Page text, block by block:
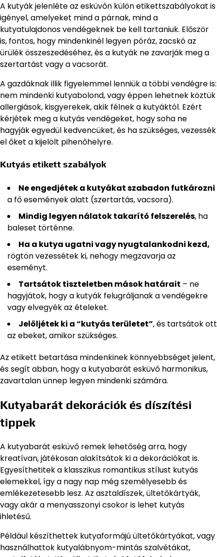
A kutyák jelenléte az esküvőn külön etikettszabályokat is
igényel, amelyeket mind a párnak, mind a
kutyatulajdonos vendégeknek be kell tartaniuk. Először
is, fontos, hogy mindenkinél legyen póráz, zacskó az
ürülék összeszedéséhez, és a kutyák ne zavarják meg a
szertartást vagy a vacsorát.
A gazdáknak illik figyelemmel lenniük a többi vendégre is:
nem mindenki kutyabolond, vagy éppen lehetnek köztük
allergiások, kisgyerekek, akik félnek a kutyáktól. Ezért
kérjétek meg a kutyás vendégeket, hogy soha ne
hagyják egyedül kedvencüket, és ha szükséges, vezessék
el őket a kijelölt pihenőhelyre.
Kutyás etikett szabályok
Ne engedjétek a kutyákat szabadon futkározni
a fő események alatt (szertartás, vacsora).
Mindig legyen nálatok takarító felszerelés, ha
baleset történne.
Ha a kutya ugatni vagy nyugtalankodni kezd,
rögtön vezessétek ki, nehogy megzavarja az
eseményt.
Tartsátok tiszteletben mások határait – ne
hagyjátok, hogy a kutyák felugráljanak a vendégekre
vagy elvegyék az ételeket.
Jelöljétek ki a “kutyás területet”, és tartsátok ott
az ebeket, amikor szükséges.
Az etikett betartása mindenkinek könnyebbséget jelent,
és segít abban, hogy a kutyabarát esküvő harmonikus,
zavartalan ünnep legyen mindenki számára.
Kutyabarát dekorációk és díszítési
tippek
A kutyabarát esküvő remek lehetőség arra, hogy
kreatívan, játékosan alakítsátok ki a dekorációkat is.
Egyesíthetitek a klasszikus romantikus stílust kutyás
elemekkel, így a nagy nap még személyesebb és
emlékezetesebb lesz. Az asztaldíszek, ültetőkártyák,
vagy akár a menyasszonyi csokor is lehet kutyás
ihletésű.
Például készíthettek kutyaformájú ültetőkártyákat, vagy
használhattok kutyalábnyom-mintás szalvétákat,